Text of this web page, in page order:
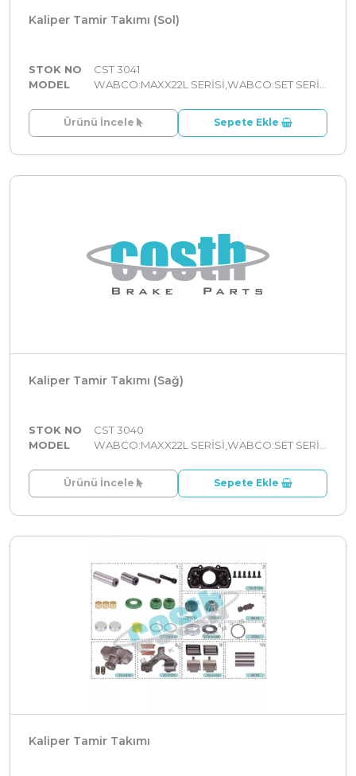
Kaliper Tamir Takımı (Sol)
STOK NO
CST 3041
MODEL
Ürünü İncele Sepete Ekle
Kaliper Tamir Takımı (Sağ)
STOK NO
CST 3040
MODEL
Ürünü İncele Sepete Ekle
Kaliper Tamir Takımı